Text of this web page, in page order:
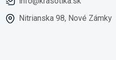
Nitrianska 98, Nové Zámky